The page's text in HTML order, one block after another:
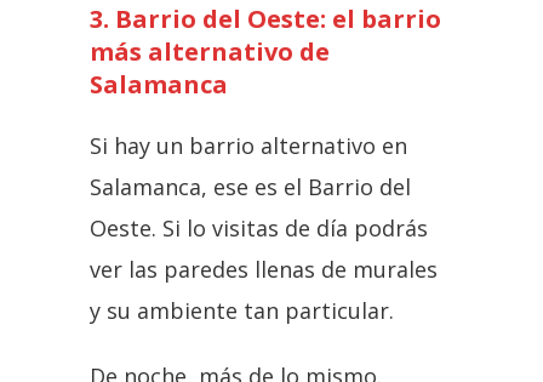
3. Barrio del Oeste: el barrio
más alternativo de
Salamanca
Si hay un barrio alternativo en
Salamanca, ese es el Barrio del
Oeste. Si lo visitas de día podrás
ver las paredes llenas de murales
y su ambiente tan particular.
De noche, más de lo mismo.